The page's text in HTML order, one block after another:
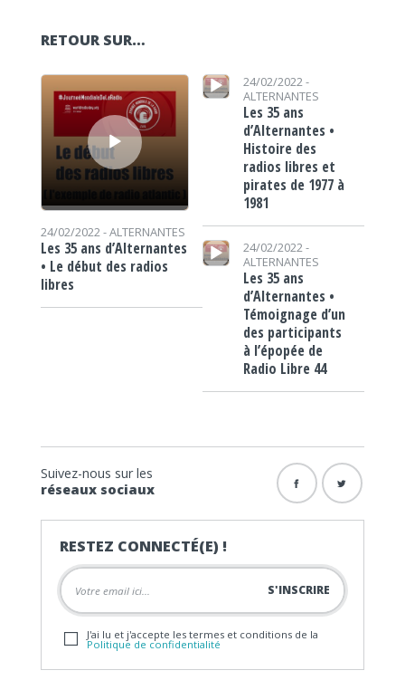
RETOUR SUR…
Lecteur audio
24/02/2022 -ALTERNANTES
Les 35 ans d’Alternantes
• Le début des radios
libres
Lecteur audio
24/02/2022 -
ALTERNANTES
Les 35 ans
d’Alternantes •
Histoire des
radios libres et
pirates de 1977 à
1981
Lecteur audio
24/02/2022 -
ALTERNANTES
Les 35 ans
d’Alternantes •
Témoignage d’un
des participants
à l’épopée de
Radio Libre 44
Suivez-nous sur les
réseaux sociaux
RESTEZ CONNECTÉ(E) !
J'ai lu et j'accepte les termes et conditions de la
Politique de confidentialité